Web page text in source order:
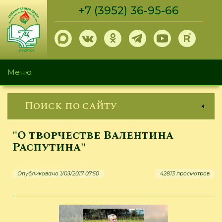
Перейти
основному
содержанию
+7 (3952) 36-95-66
Меню
Поиск по сайту
"О творчестве Валентина
Распутина"
Опубликовано 1/03/2017 07:50 42813 просмотров